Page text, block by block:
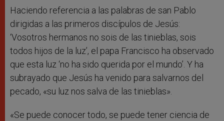
Haciendo referencia a las palabras de san Pablo
dirigidas a las primeros discípulos de Jesús:
‘Vosotros hermanos no sois de las tinieblas, sois
todos hijos de la luz’, el papa Francisco ha observado
que esta luz ‘no ha sido querida por el mundo’. Y ha
subrayado que Jesús ha venido para salvarnos del
pecado, «su luz nos salva de las tinieblas».
«Se puede conocer todo, se puede tener ciencia de